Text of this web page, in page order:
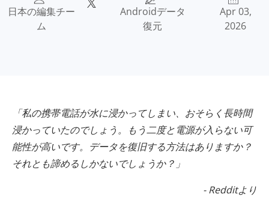
日本の編集チー
ム
Androidデータ
復元
Apr 03,
2026
「私の携帯電話が水に浸かってしまい、おそらく長時間
浸かっていたのでしょう。もう二度と電源が入らない可
能性が高いです。データを復旧する方法はありますか？
それとも諦めるしかないでしょうか？」
- Redditより